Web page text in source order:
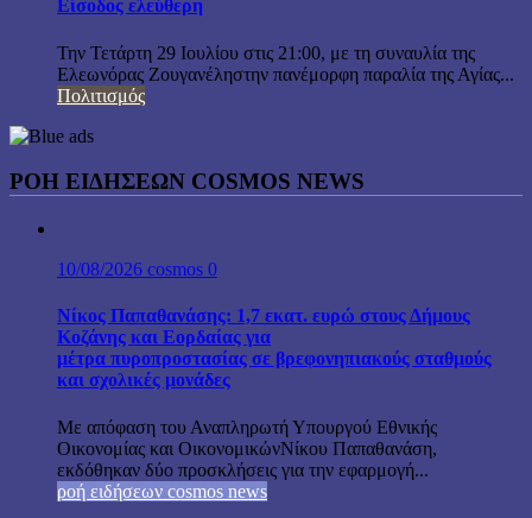
Είσοδος ελεύθερη
Την Τετάρτη 29 Ιουλίου στις 21:00, με τη συναυλία της
Ελεωνόρας Ζουγανέληστην πανέμορφη παραλία της Αγίας...
Πολιτισμός
ΡΟΗ ΕΙΔΗΣΕΩΝ COSMOS NEWS
10/08/2026 cosmos 0
Νίκος Παπαθανάσης: 1,7 εκατ. ευρώ στους Δήμους
Κοζάνης και Εορδαίας για
μέτρα πυροπροστασίας σε βρεφονηπιακούς σταθμούς
και σχολικές μονάδες
Με απόφαση του Αναπληρωτή Υπουργού Εθνικής
Οικονομίας και ΟικονομικώνΝίκου Παπαθανάση,
εκδόθηκαν δύο προσκλήσεις για την εφαρμογή...
ροή ειδήσεων cosmos news